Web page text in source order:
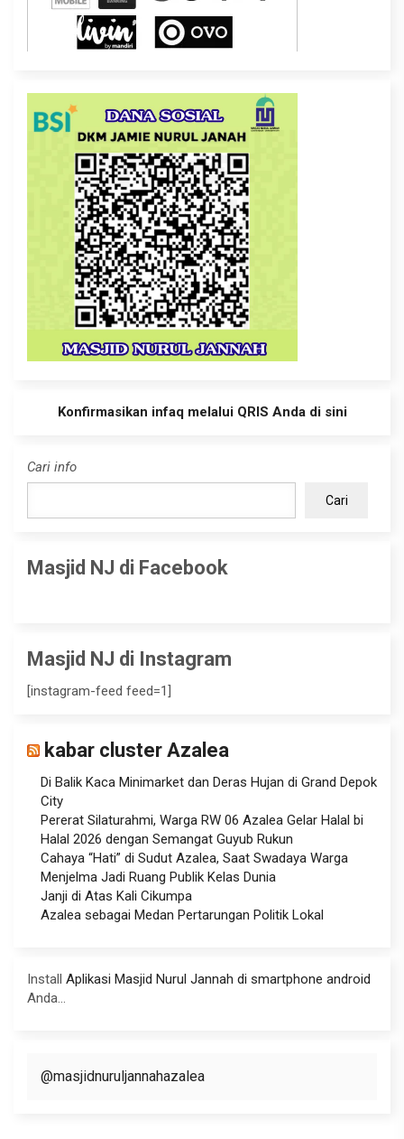
Konfirmasikan infaq melalui QRIS Anda di sini
Cari info
Cari
Masjid NJ di Facebook
Masjid NJ di Instagram
[instagram-feed feed=1]
kabar cluster Azalea
Di Balik Kaca Minimarket dan Deras Hujan di Grand Depok
City
Pererat Silaturahmi, Warga RW 06 Azalea Gelar Halal bi
Halal 2026 dengan Semangat Guyub Rukun
Cahaya “Hati” di Sudut Azalea, Saat Swadaya Warga
Menjelma Jadi Ruang Publik Kelas Dunia
Janji di Atas Kali Cikumpa
Azalea sebagai Medan Pertarungan Politik Lokal
Install Aplikasi Masjid Nurul Jannah di smartphone android
Anda...
@masjidnuruljannahazalea